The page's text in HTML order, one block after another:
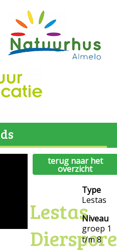
terug naar het
overzicht
Lestas
Type
Lestas
Niveau
groep 1
t/m 8